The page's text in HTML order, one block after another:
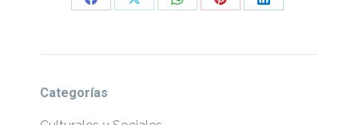
Share
Facebook
Share
X
Share
WhatsApp
Share
Pinterest
Share
LinkedIn
Categorías